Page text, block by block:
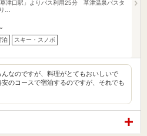
津口駅」よりバス利用25分 草津温泉バスタ
…
泊 スキー・スノボ
なのですが、料理がとてもおいしいで
のコースで宿泊するのですが、それでも